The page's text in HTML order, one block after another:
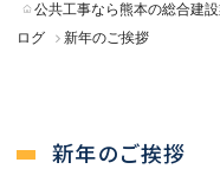
公共工事なら熊本の総合建
ログ
新年のご挨拶
新年のご挨拶